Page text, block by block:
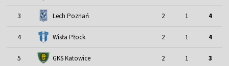
3 Lech Poznań 2 1 4
4 Wisła Płock 2 1 4
5 GKS Katowice 2 1 3